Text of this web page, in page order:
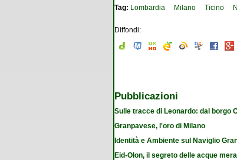
Tag: Lombardia Milano Ticino
Diffondi:
Pubblicazioni
Sulle tracce di Leonardo: dal borgo
Granpavese, l'oro di Milano
Identità e Ambiente sul Naviglio
Eid-Olon, il segreto delle acque